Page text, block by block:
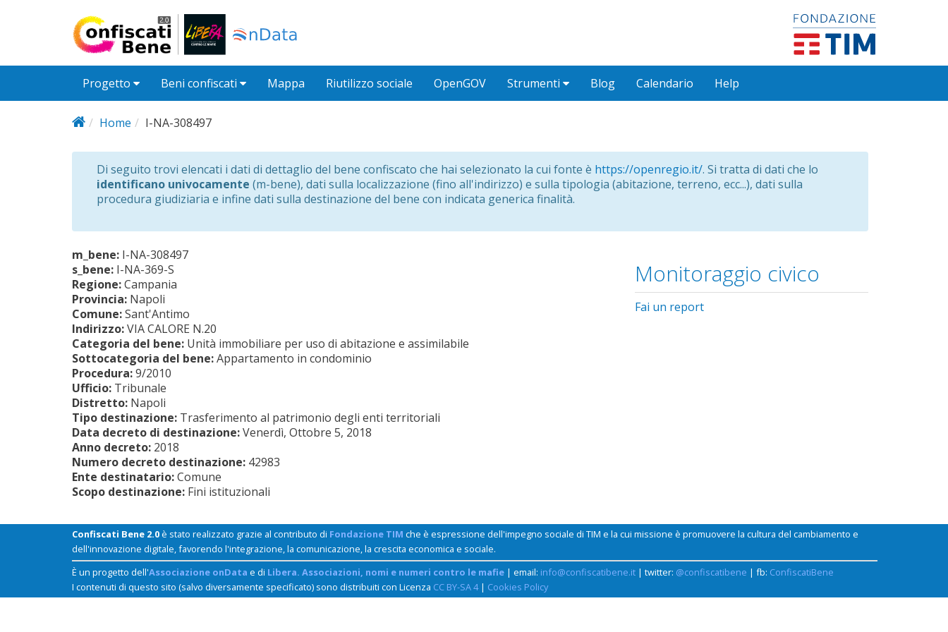
Progetto Beni confiscati Mappa Riutilizzo sociale OpenGOV Strumenti Blog Calendario Help
Home I-NA-308497
Di seguito trovi elencati i dati di dettaglio del bene confiscato che hai selezionato la cui fonte è https://openregio.it/. Si tratta di dati che lo
identificano univocamente (m-bene), dati sulla localizzazione (fino all'indirizzo) e sulla tipologia (abitazione, terreno, ecc...), dati sulla
procedura giudiziaria e infine dati sulla destinazione del bene con indicata generica finalità.
m_bene: I-NA-308497
s_bene: I-NA-369-S
Regione:Campania
Provincia: Napoli
Comune:Sant'Antimo
Indirizzo:VIA CALORE N.20
Categoria del bene: Unità immobiliare per uso di abitazione e assimilabile
Sottocategoria del bene:Appartamento in condominio
Procedura:9/2010
Ufficio: Tribunale
Distretto: Napoli
Tipo destinazione: Trasferimento al patrimonio degli enti territoriali
Data decreto di destinazione:Venerdì, Ottobre 5, 2018
Anno decreto: 2018
Numero decreto destinazione: 42983
Ente destinatario:Comune
Scopo destinazione: Fini istituzionali
Monitoraggio civico
Fai un report
Confiscati Bene 2.0è stato realizzato grazie al contributo di Fondazione TIM che è espressione dell'impegno sociale di TIM e la cui missione è promuovere la cultura del cambiamento e
dell'innovazione digitale, favorendo l'integrazione, la comunicazione, la crescita economica e sociale.
È un progetto dell'Associazione onData e di Libera. Associazioni, nomi e numeri contro le mafie | email: info@confiscatibene.it | twitter: @confiscatibene | fb: ConfiscatiBene
I contenuti di questo sito (salvo diversamente specificato) sono distribuiti con Licenza CC BY-SA 4| Cookies Policy